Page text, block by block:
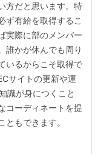
方だと思います。特
ず有給を取得するこ
実際に部のメンバー
誰かが休んでも周り
いるからこそ取得で
サイトの更新や運
識が身につくこと
コーディネートを提
もできます。